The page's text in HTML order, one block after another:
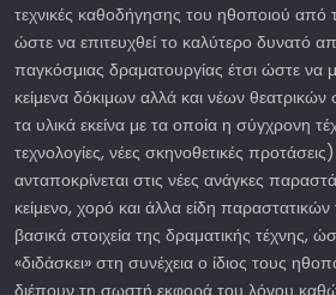
τεχνικές καθοδήγησης του ηθοποιού από
ώστε να επιτευχθεί το καλύτερο δυνατό
παγκόσμιας δραματουργίας έτσι ώστε να
κείμενα δόκιμων αλλά και νέων
τα υλικά εκείνα με τα οποία η σύγχρονη
τεχνολογίες, νέες σκηνοθετικές
ανταποκρίνεται στις νέες ανάγκες
κείμενο, χορό και άλλα είδη
βασικά στοιχεία της δραματικής τέχνης,
«διδάσκει» στη συνέχεια ο ίδιος τους
διέπουν τη σωστή εκφορά του λόγου